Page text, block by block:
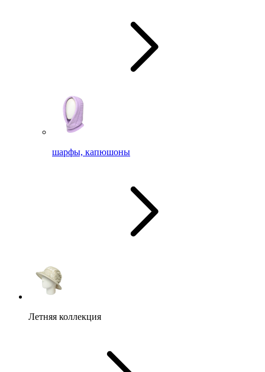
шарфы, капюшоны
Летняя коллекция